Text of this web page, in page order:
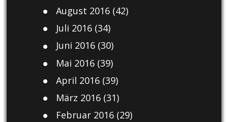
August 2016(42)
Juli 2016(34)
Juni 2016(30)
Mai 2016(39)
April 2016(39)
März 2016(31)
Februar 2016(29)